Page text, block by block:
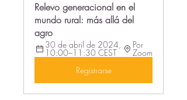
Relevo generacional en el
mundo rural: más allá del
agro
30 de abril de 2024,
10:00–11:30 CEST
Por
Zoom
Registrarse